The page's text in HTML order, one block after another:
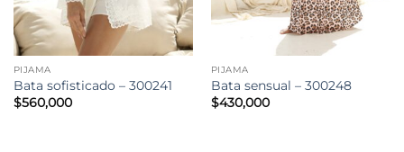
PIJAMA
Bata sofisticado – 300241
$560,000
PIJAMA
Bata sensual – 300248
$430,000